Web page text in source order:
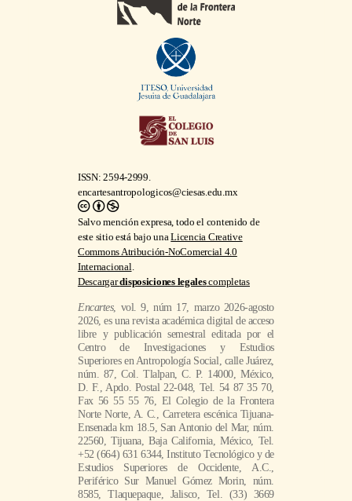
ISSN: 2594-2999.
encartesantropologicos@ciesas.edu.mx
Salvo mención expresa, todo el contenido de
este sitio está bajo unaLicencia Creative
Commons Atribución-NoComercial 4.0
Internacional.
Descargardisposiciones legalescompletas
Encartes, vol. 9, núm 17, marzo 2026-agosto
2026, es una revista académica digital de acceso
libre y publicación semestral editada por el
Centro de Investigaciones y Estudios
Superiores en Antropología Social, calle Juárez,
núm. 87, Col. Tlalpan, C. P. 14000, México,
D. F., Apdo. Postal 22-048, Tel. 54 87 35 70,
Fax 56 55 55 76, El Colegio de la Frontera
Norte Norte, A. C., Carretera escénica Tijuana-
Ensenada km 18.5, San Antonio del Mar, núm.
22560, Tijuana, Baja California, México, Tel.
+52 (664) 631 6344, Instituto Tecnológico y de
Estudios Superiores de Occidente, A.C.,
Periférico Sur Manuel Gómez Morin, núm.
8585, Tlaquepaque, Jalisco, Tel. (33) 3669